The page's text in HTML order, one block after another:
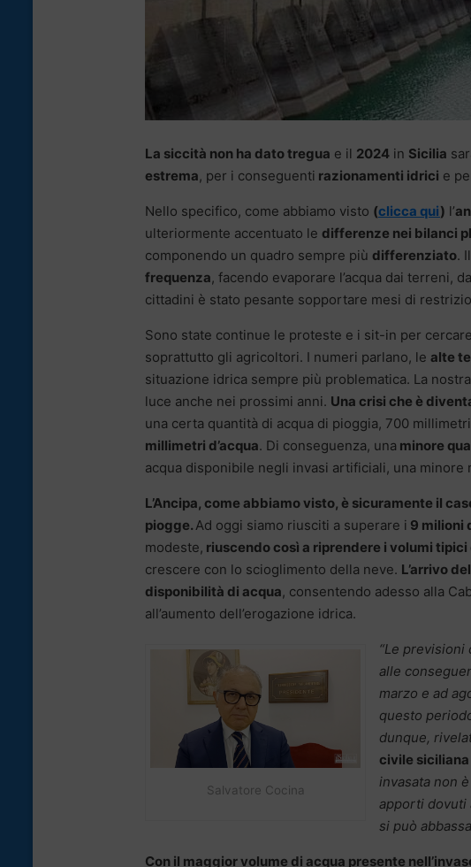
La siccità non ha dato tregua e il 2024 in Sicilia
estrema, per i conseguenti razionamenti idrici e
Nello specifico, come abbiamo visto (clicca qui) l’
ulteriormente accentuato le differenze nei bilanci
componendo un quadro sempre più differenziato.
frequenza, facendo evaporare l’acqua dai terreni,
cittadini è stato pesante sopportare mesi di
Sono state continue le proteste e i sit-in per
soprattutto gli agricoltori. I numeri parlano, le alte
situazione idrica sempre più problematica. La
luce anche nei prossimi anni. Una crisi che è
una certa quantità di acqua di pioggia, 700
millimetri d’acqua. Di conseguenza, una minore
acqua disponibile negli invasi artificiali, una minore
L’Ancipa, come abbiamo visto, è sicuramente il
piogge.Ad oggi siamo riusciti a superare i 9 milioni
modeste, riuscendo così a riprendere i volumi
crescere con lo scioglimento della neve. L’arrivo
disponibilità di acqua, consentendo adesso alla
all’aumento dell’erogazione idrica.
Salvatore Cocina
“Le
alle
marzo e ad
questo
dunque,
civile
invasata non
apporti dovuti
si può
Con il maggior volume di acqua presente